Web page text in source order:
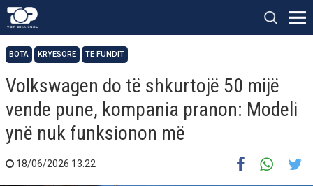
BOTA KRYESORE TË FUNDIT
Volkswagen do të shkurtojë 50 mijë
vende pune, kompania pranon: Modeli
ynë nuk funksionon më
18/06/2026 13:22